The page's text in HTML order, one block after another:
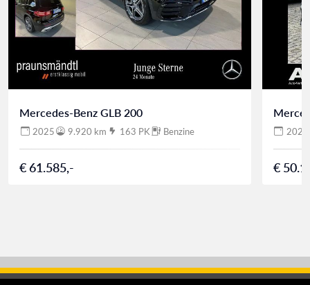
Mercedes-Benz GLB 200
2025 9.920 km 163 PK Benzine
€ 61.585,-
2025
€